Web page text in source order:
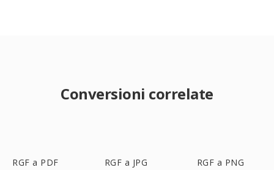
Conversioni correlate
RGF a PDF RGF a JPG RGF a PNG